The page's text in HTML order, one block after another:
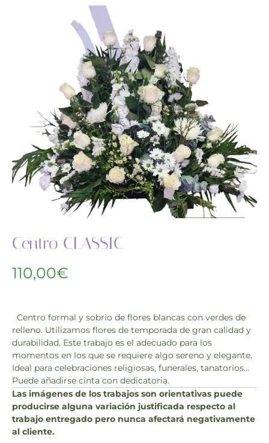
Centro CLASSIC
110,00€
Centro formal y sobrio de flores blancas con verdes de
relleno. Utilizamos flores de temporada de gran calidad y
durabilidad. Este trabajo es el adecuado para los
momentos en los que se requiere algo sereno y elegante.
Ideal para celebraciones religiosas, funerales, tanatorios…
Puede añadirse cinta con dedicatoria.
Las imágenes de los trabajos son orientativas puede
producirse alguna variación justificada respecto al
trabajo entregado pero nunca afectará negativamente
al cliente.